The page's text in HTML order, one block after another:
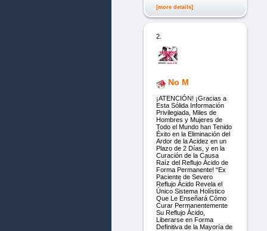
[more details]
2.
No M
¡ATENCIÓN! ¡Gracias a
Esta Sólida Información
Privilegiada, Miles de
Hombres y Mujeres de
Todo el Mundo han Tenido
Éxito en la Eliminación del
Ardor de la Acidez en un
Plazo de 2 Días, y en la
Curación de la Causa
Raíz del Reflujo Ácido de
Forma Permanente! “Ex
Paciente de Severo
Reflujo Ácido Revela el
Único Sistema Holístico
Que Le Enseñará Cómo
Curar Permanentemente
Su Reflujo Ácido,
Liberarse en Forma
Definitiva de la Mayoría de